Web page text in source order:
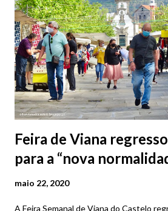
Feira de Viana
para a “nova
maio 22, 2020
A Feira Semanal de Viana do Castelo